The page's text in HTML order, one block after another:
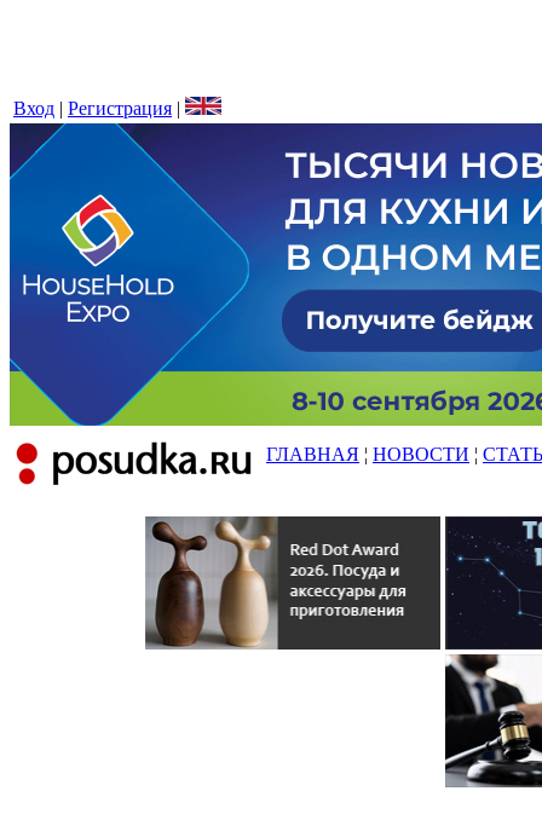
Вход | Регистрация |
ГЛАВНАЯ ¦ НОВОСТИ ¦